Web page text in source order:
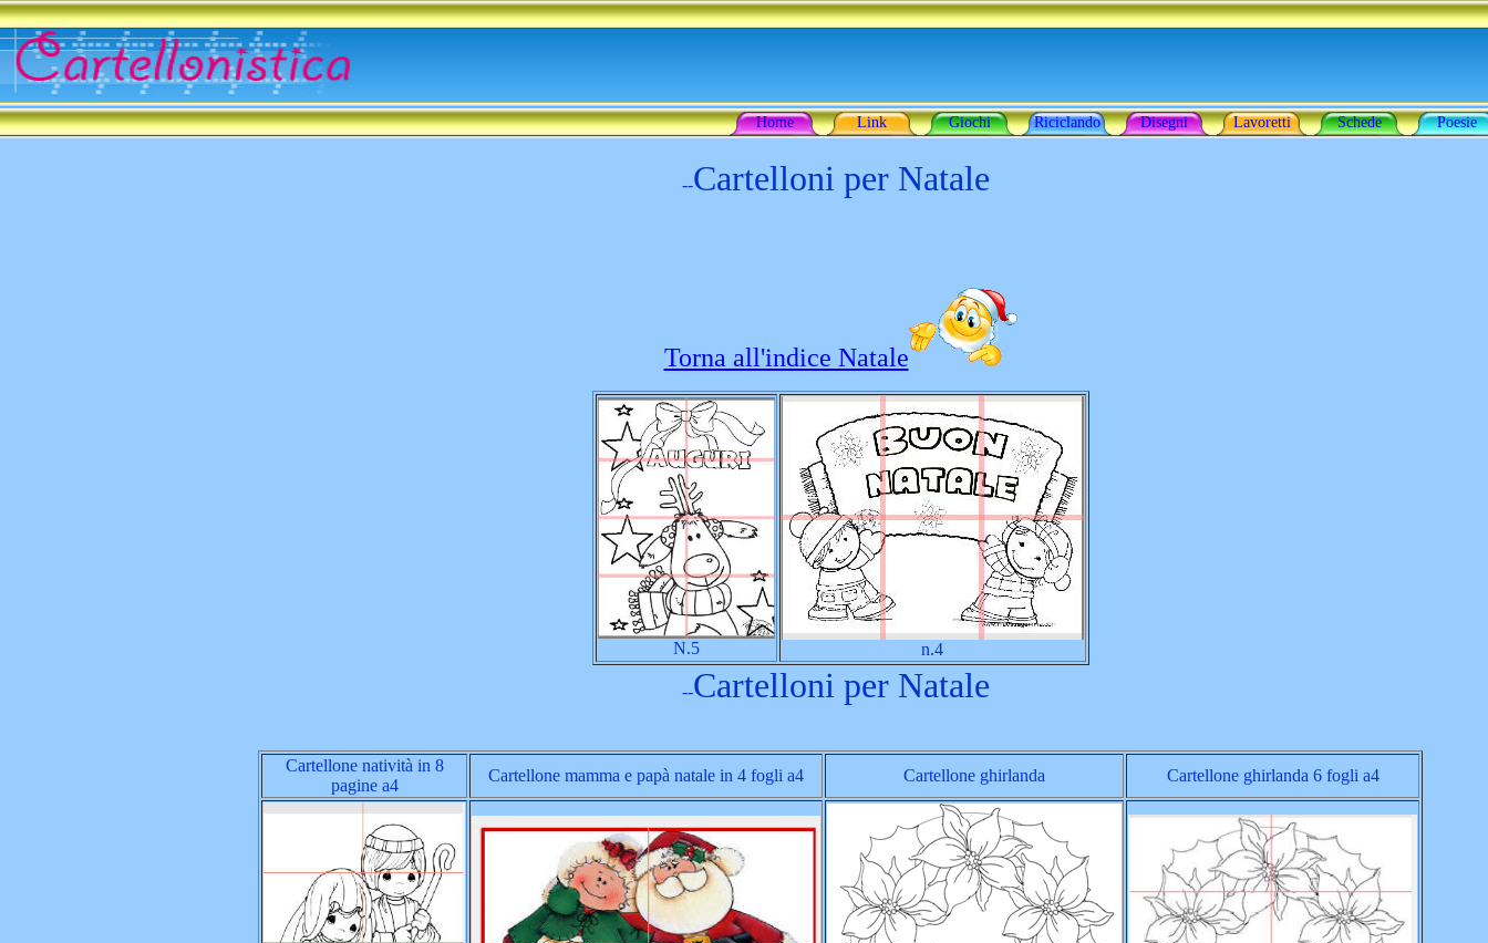
Home Link Giochi Riciclando Disegni Lavoretti Schede Poesie
--Cartelloni per Natale
Torna all'indice Natale
N.5 n.4
--Cartelloni per Natale
Cartellone natività in 8
pagine a4
Cartellone mamma e papà natale in 4 fogli a4 Cartellone ghirlanda Cartellone ghirlanda 6 fogli a4